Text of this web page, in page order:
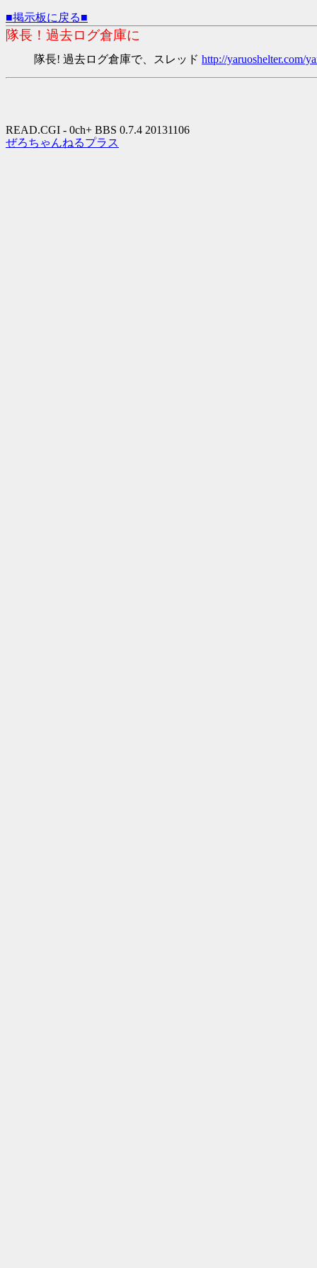
■掲示板に戻る■
隊長！過去ログ倉庫に
隊長! 過去ログ倉庫で、スレッド http://yaruoshelter.com/
READ.CGI - 0ch+ BBS 0.7.4 20131106
ぜろちゃんねるプラス